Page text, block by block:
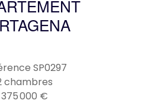
SP0297
chambres
375 000 €